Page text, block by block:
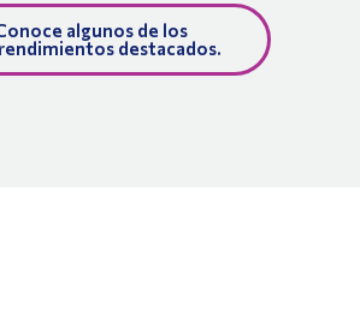
algunos de los
destacados.